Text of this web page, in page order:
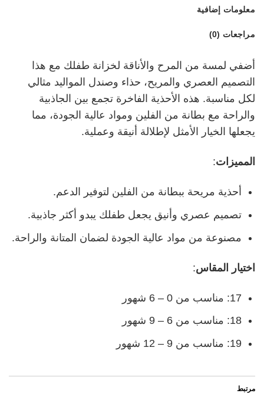
معلومات إضافية
مراجعات (0)
أضفي لمسة من المرح والأناقة لخزانة طفلك مع هذا
التصميم العصري والمريح، حذاء وصندل المواليد مثالي
لكل مناسبة. هذه الأحذية الفاخرة تجمع بين الجاذبية
والراحة مع بطانة من الفلين ومواد عالية الجودة، مما
يجعلها الخيار الأمثل لإطلالة أنيقة وعملية.
المميزات:
أحذية مريحة ببطانة من الفلين لتوفير الدعم.
تصميم عصري وأنيق يجعل طفلك يبدو أكثر جاذبية.
مصنوعة من مواد عالية الجودة لضمان المتانة والراحة.
اختيار المقاس:
17: مناسب من 0 – 6 شهور
18: مناسب من 6 – 9 شهور
19: مناسب من 9 – 12 شهور
مرتبط